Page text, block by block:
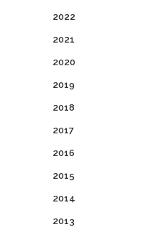
2022
2021
2020
2019
2018
2017
2016
2015
2014
2013